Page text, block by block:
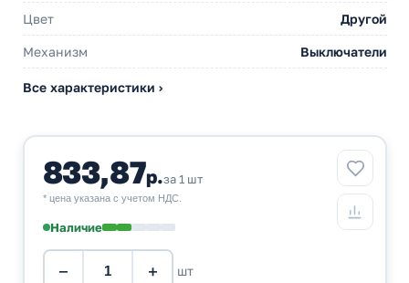
Цвет Другой
Механизм Выключатели
Все характеристики ›
833,87р.за 1 шт
* цена указана с учетом НДС.
Наличие
− + шт